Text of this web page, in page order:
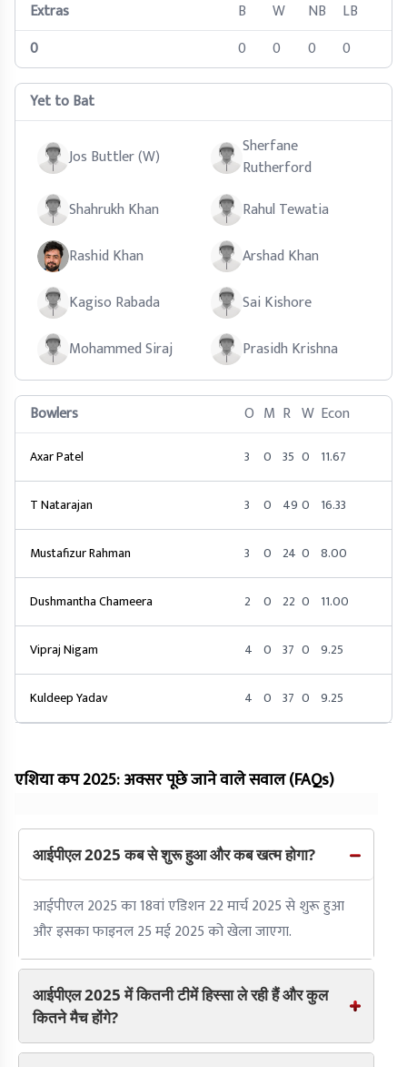
Extras B W NB
LB
0
0 0 0 0
Yet to Bat
Jos Buttler (W)
Sherfane
Rutherford
Shahrukh Khan
Rahul Tewatia
Rashid Khan
Arshad Khan
Kagiso Rabada
Sai Kishore
Mohammed Siraj
Prasidh Krishna
Bowlers O M R W Econ
Axar Patel 3 0 35 0 11.67
T Natarajan 3 0 49 0 16.33
Mustafizur Rahman 3 0 24 0 8.00
Dushmantha Chameera 2 0 22 0 11.00
Vipraj Nigam 4 0 37 0 9.25
Kuldeep Yadav 4 0 37 0 9.25
एशिया कप 2025: अक्सर पूछे जाने वाले सवाल (FAQs)
आईपीएल 2025 कब से शुरू हुआ और कब खत्म होगा?
आईपीएल 2025 का 18वां एडिशन 22 मार्च 2025 से शुरू हुआ
और इसका फाइनल 25 मई 2025 को खेला जाएगा.
आईपीएल 2025 में कितनी टीमें हिस्सा ले रही हैं और कुल
कितने मैच होंगे?